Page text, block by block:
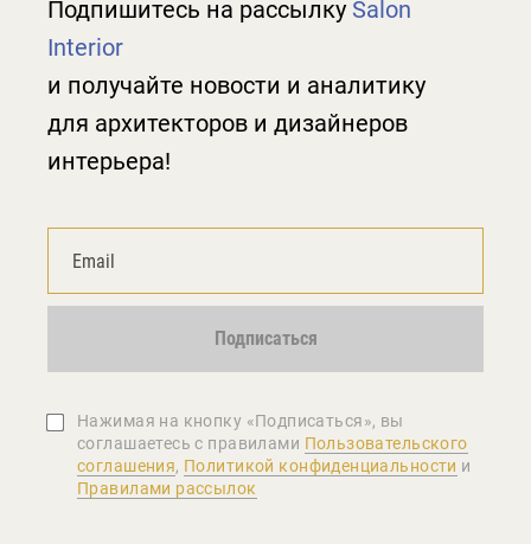
Подпишитесь на рассылку Salon
Interior
и получайте новости и аналитику
для архитекторов и дизайнеров
интерьера!
Подписаться
Нажимая на кнопку «Подписаться», вы
соглашаетеcь с правилами Пользовательского
соглашения, Политикой конфиденциальности и
Правилами рассылок